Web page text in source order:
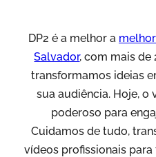
DP2 é a melhor a
Salvador, com mais de
transformamos ideias
sua audiência. Hoje,
poderoso para
Cuidamos de tudo,
vídeos profissionais